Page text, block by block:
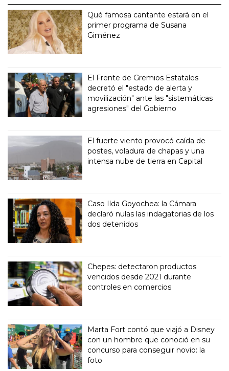
Qué famosa cantante estará en el
primer programa de Susana
Giménez
El Frente de Gremios Estatales
decretó el "estado de alerta y
movilización" ante las "sistemáticas
agresiones" del Gobierno
El fuerte viento provocó caída de
postes, voladura de chapas y una
intensa nube de tierra en Capital
Caso Ilda Goyochea: la Cámara
declaró nulas las indagatorias de los
dos detenidos
Chepes: detectaron productos
vencidos desde 2021 durante
controles en comercios
Marta Fort contó que viajó a Disney
con un hombre que conoció en su
concurso para conseguir novio: la
foto